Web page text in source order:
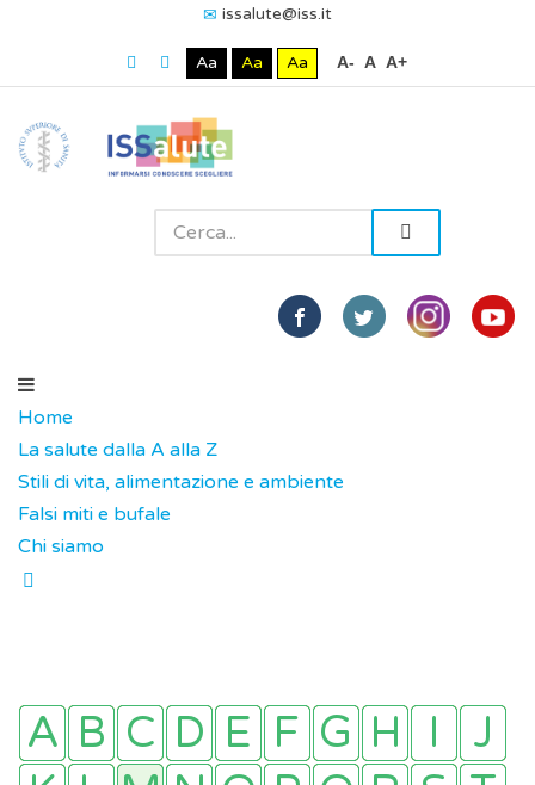
issalute@iss.it
Aa Aa Aa A- A A+
Home
La salute dalla A alla Z
Stili di vita, alimentazione e ambiente
Falsi miti e bufale
Chi siamo